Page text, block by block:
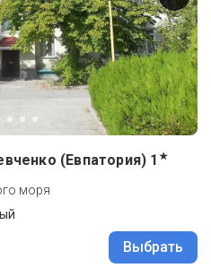
(Евпатория) 1 ★
моря
Выбрать